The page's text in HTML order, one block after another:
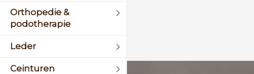
Orthopedie &
podotherapie
Leder
Ceinturen